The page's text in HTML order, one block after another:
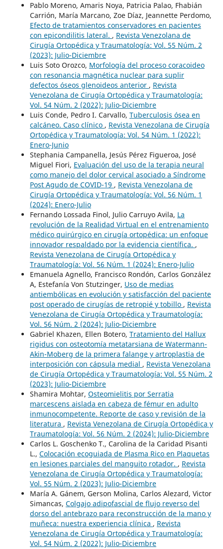
Pablo Moreno, Amaris Noya, Patricia Palao, Fhabián
Carrión, María Marcano, Zoe Díaz, Jeannette Perdomo,
Efecto de tratamientos conservadores en pacientes
con epicondilitis lateral. , Revista Venezolana de
Cirugía Ortopédica y Traumatología: Vol. 55 Núm. 2
(2023): Julio-Diciembre
Luis Soto Orozco, Morfología del proceso coracoideo
con resonancia magnética nuclear para suplir
defectos óseos glenoideos anterior , Revista
Venezolana de Cirugía Ortopédica y Traumatología:
Vol. 54 Núm. 2 (2022): Julio-Diciembre
Luis Conde, Pedro I. Carvallo, Tuberculosis ósea en
calcáneo. Caso clínico , Revista Venezolana de Cirugía
Ortopédica y Traumatología: Vol. 54 Núm. 1 (2022):
Enero-Junio
Stephania Campanella, Jesús Pérez Figueroa, José
Miguel Fiori, Evaluación del uso de la terapia neural
como manejo del dolor cervical asociado a Síndrome
Post Agudo de COVID-19 , Revista Venezolana de
Cirugía Ortopédica y Traumatología: Vol. 56 Núm. 1
(2024): Enero-Julio
Fernando Lossada Finol, Julio Carruyo Avila, La
revolución de la Realidad Virtual en el entrenamiento
médico quirúrgico en cirugía ortopédica: un enfoque
innovador respaldado por la evidencia científica. ,
Revista Venezolana de Cirugía Ortopédica y
Traumatología: Vol. 56 Núm. 1 (2024): Enero-Julio
Emanuela Agnello, Francisco Rondón, Carlos González
A, Estefanía Von Stutzinger, Uso de medias
antiembólicas en evolución y satisfacción del paciente
post operado de cirugías de retropié y tobillo , Revista
Venezolana de Cirugía Ortopédica y Traumatología:
Vol. 56 Núm. 2 (2024): Julio-Diciembre
Gabriel Khazen, Ellen Botero, Tratamiento del Hallux
rigidus con osteotomía metatarsiana de Watermann-
Akin-Moberg de la primera falange y artroplastia de
interposición con cápsula medial , Revista Venezolana
de Cirugía Ortopédica y Traumatología: Vol. 55 Núm. 2
(2023): Julio-Diciembre
Shamira Mohtar, Osteomielitis por Serratia
marcescens aislada en cabeza de fémur en adulto
inmunocompetente. Reporte de caso y revisión de la
literatura , Revista Venezolana de Cirugía Ortopédica y
Traumatología: Vol. 56 Núm. 2 (2024): Julio-Diciembre
Carlos L. Goschenko T., Carolina de la Caridad Pisanti
L., Colocación ecoguiada de Plasma Rico en Plaquetas
en lesiones parciales del manguito rotador. , Revista
Venezolana de Cirugía Ortopédica y Traumatología:
Vol. 55 Núm. 2 (2023): Julio-Diciembre
María A. Gánem, Gerson Molina, Carlos Alezard, Victor
Simancas, Colgajo adipofascial de flujo reverso del
dorso del antebrazo para reconstrucción de la mano y
muñeca: nuestra experiencia clínica , Revista
Venezolana de Cirugía Ortopédica y Traumatología:
Vol. 54 Núm. 2 (2022): Julio-Diciembre